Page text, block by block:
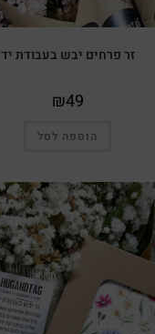
זר פרחים יבש בעבודת יד
₪49
הוספה לסל